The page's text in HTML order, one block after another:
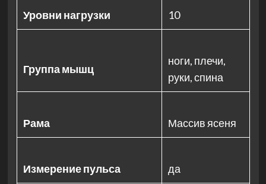
Уровни нагрузки 10
Группа мышц
ноги, плечи,
руки, спина
Рама Массив ясеня
Измерение пульса да